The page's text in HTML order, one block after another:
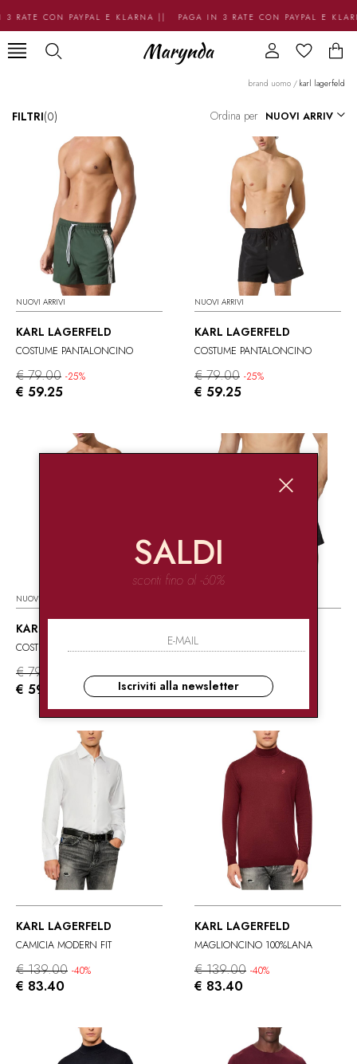
RATE CON PAYPAL E KLARNA || PAGA IN 3 RATE CON PAYPAL E
brand uomo / karl lagerfeld
FILTRI(0) Ordina per
NUOVI ARRIVI
KARL LAGERFELD
COSTUME PANTALONCINO
€ 79.00 -25%
€ 59.25
NUOVI ARRIVI
KARL LAGERFELD
COSTUME PANTALONCINO
€ 79.00 -25%
€ 59.25
NUOVI ARRIVI
KARL LAGERFELD
COSTUME PANTALONCINO
€ 79.00
€ 59.25
COSTUME PANTALONCINO
€ 69.00 -25%
€ 51.75
KARL LAGERFELD
CAMICIA MODERN FIT
€ 139.00 -40%
€ 83.40
KARL LAGERFELD
MAGLIONCINO 100%LANA
€ 139.00 -40%
€ 83.40
SALDI
sconti fino al -60%
Iscriviti alla newsletter